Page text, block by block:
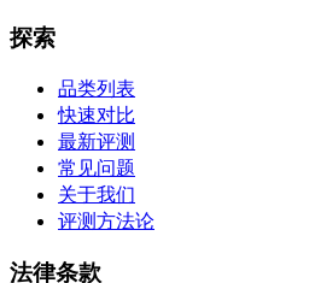
探索
品类列表
快速对比
最新评测
常见问题
关于我们
评测方法论
法律条款